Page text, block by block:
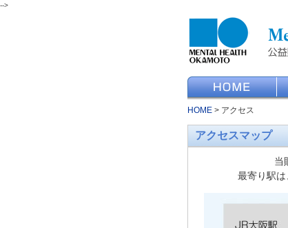
-->
HOME > アクセス
アクセスマップ
当
最寄り駅は